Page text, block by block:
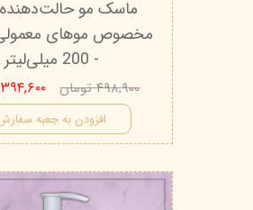
ماسک مو حالت‌دهنده
مخصوص موهای
- 200 میلی‌لیتر
۴۹۸,۹۰۰ تومان ۳۹۴,۶۰۰ تومان
افزودن به جعبه